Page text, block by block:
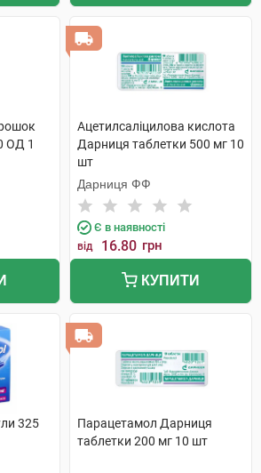
ОД 1
Ацетилсаліцилова кислота
Дарниця таблетки 500 мг 10
шт
Дарниця ФФ
Є в наявності
від 16.80 грн
КУПИТИ
325
Парацетамол Дарниця
таблетки 200 мг 10 шт